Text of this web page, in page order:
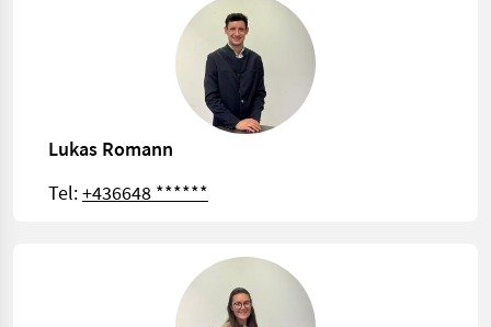
Lukas Romann
Tel:+436648 ******